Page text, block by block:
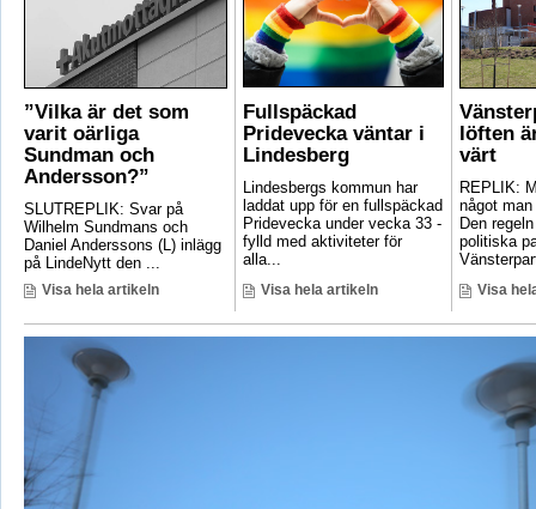
”Vilka är det som
varit oärliga
Sundman och
Andersson?”
SLUTREPLIK: Svar på
Wilhelm Sundmans och
Daniel Anderssons (L) inlägg
på LindeNytt den ...
Visa hela artikeln
Fullspäckad
Pridevecka väntar i
Lindesberg
Lindesbergs kommun har
laddat upp för en fullspäckad
Pridevecka under vecka 33 -
fylld med aktiviteter för
alla...
Visa hela artikeln
löften
värt
REPLIK:
något
Den
politiska
Visa